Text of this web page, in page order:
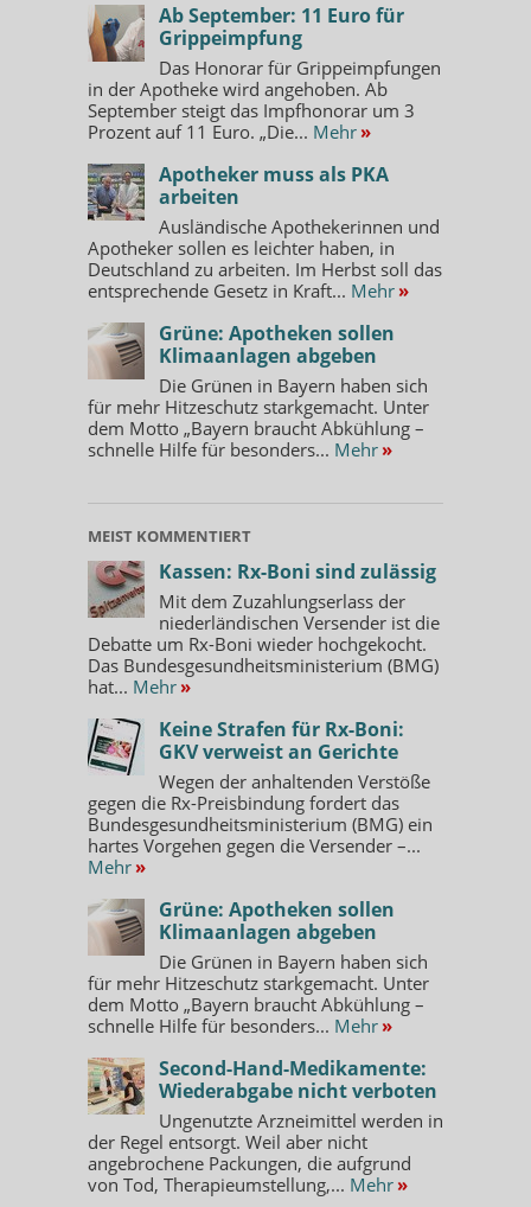
Ab September: 11 Euro für
Grippeimpfung
Das Honorar für Grippeimpfungen
in der Apotheke wird angehoben. Ab
September steigt das Impfhonorar um 3
Prozent auf 11 Euro. „Die... Mehr »
Apotheker muss als PKA
arbeiten
Ausländische Apothekerinnen und
Apotheker sollen es leichter haben, in
Deutschland zu arbeiten. Im Herbst soll das
entsprechende Gesetz in Kraft... Mehr »
Grüne: Apotheken sollen
Klimaanlagen abgeben
Die Grünen in Bayern haben sich
für mehr Hitzeschutz starkgemacht. Unter
dem Motto „Bayern braucht Abkühlung –
schnelle Hilfe für besonders... Mehr »
MEIST KOMMENTIERT
Kassen: Rx-Boni sind zulässig
Mit dem Zuzahlungserlass der
niederländischen Versender ist die
Debatte um Rx-Boni wieder hochgekocht.
Das Bundesgesundheitsministerium (BMG)
hat... Mehr »
Keine Strafen für Rx-Boni:
GKV verweist an Gerichte
Wegen der anhaltenden Verstöße
gegen die Rx-Preisbindung fordert das
Bundesgesundheitsministerium (BMG) ein
hartes Vorgehen gegen die Versender –...
Mehr »
Grüne: Apotheken sollen
Klimaanlagen abgeben
Die Grünen in Bayern haben sich
für mehr Hitzeschutz starkgemacht. Unter
dem Motto „Bayern braucht Abkühlung –
schnelle Hilfe für besonders... Mehr »
Second-Hand-Medikamente:
Wiederabgabe nicht verboten
Ungenutzte Arzneimittel werden in
der Regel entsorgt. Weil aber nicht
angebrochene Packungen, die aufgrund
von Tod, Therapieumstellung,... Mehr »